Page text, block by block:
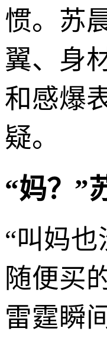
惯。苏
翼、身
和感爆
疑。
“妈？”
“叫妈
随便买
雷霆瞬